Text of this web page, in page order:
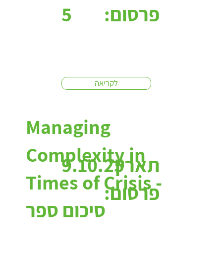
לקריאה
5
פרסום:
Managing
Complexity in
Times of Crisis -
סיכום ספר
9.10.25תאריך
פרסום: